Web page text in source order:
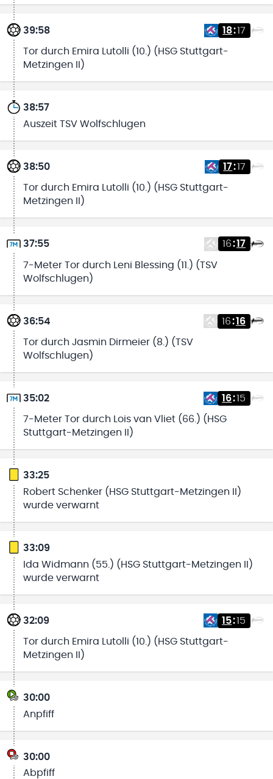
39:58 18:17
Tor durch Emira Lutolli (10.) (HSG Stuttgart-
Metzingen II)
38:57
Auszeit TSV Wolfschlugen
38:50 17:17
Tor durch Emira Lutolli (10.) (HSG Stuttgart-
Metzingen II)
37:55 16:17
7-Meter Tor durch Leni Blessing (11.) (TSV
Wolfschlugen)
36:54 16:16
Tor durch Jasmin Dirmeier (8.) (TSV
Wolfschlugen)
35:02 16:15
7-Meter Tor durch Lois van Vliet (66.) (HSG
Stuttgart-Metzingen II)
33:25
Robert Schenker (HSG Stuttgart-Metzingen II)
wurde verwarnt
33:09
Ida Widmann (55.) (HSG Stuttgart-Metzingen II)
wurde verwarnt
32:09 15:15
Tor durch Emira Lutolli (10.) (HSG Stuttgart-
Metzingen II)
30:00
Anpfiff
30:00
Abpfiff